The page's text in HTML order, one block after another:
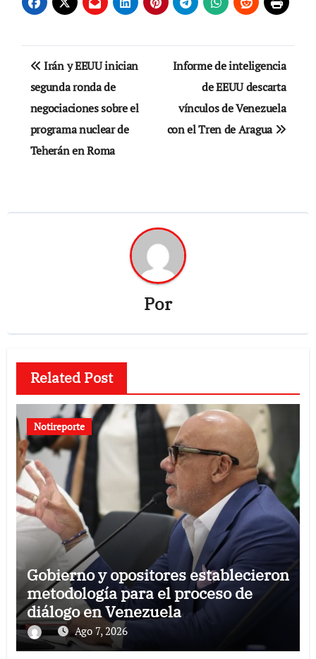
Navegación
de
entradas
Irán y EEUU inician
segunda ronda de
negociaciones sobre el
programa nuclear de
Teherán en Roma
Informe de inteligencia
de EEUU descarta
vínculos de Venezuela
con el Tren de Aragua
Por
Related Post
Notireporte
Gobierno y opositores establecieron
metodología para el proceso de
diálogo en Venezuela
Ago 7, 2026